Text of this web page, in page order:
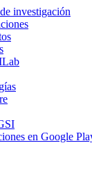
investigación
en Google